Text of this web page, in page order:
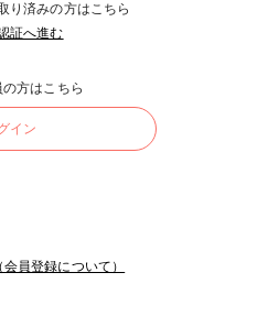
り済みの方はこちら
証へ進む
方はこちら
イン
員登録について）